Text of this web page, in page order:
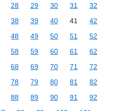
28 29 30 31
32
38 39 40 41
42
48 49 50 51
52
58 59 60 61
62
68 69 70 71
72
78 79 80 81
82
88 89 90 91
92